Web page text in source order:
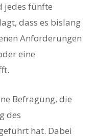
jedes fünfte
dass es bislang
Anforderungen
eine
Befragung, die
des
hat. Dabei